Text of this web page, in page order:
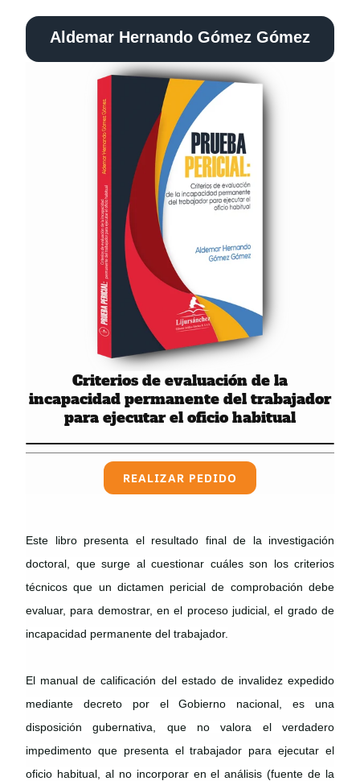
Aldemar Hernando Gómez Gómez
Criterios de evaluación de la
incapacidad permanente del trabajador
para ejecutar el oficio habitual
REALIZAR PEDIDO
Este libro presenta el resultado final de la investigación
doctoral, que surge al cuestionar cuáles son los criterios
técnicos que un dictamen pericial de comprobación debe
evaluar, para demostrar, en el proceso judicial, el grado de
incapacidad permanente del trabajador.
El manual de calificación del estado de invalidez expedido
mediante decreto por el Gobierno nacional, es una
disposición gubernativa, que no valora el verdadero
impedimento que presenta el trabajador para ejecutar el
oficio habitual, al no incorporar en el análisis (fuente de la